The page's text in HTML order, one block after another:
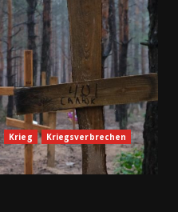
Krieg
Kriegsverbrechen